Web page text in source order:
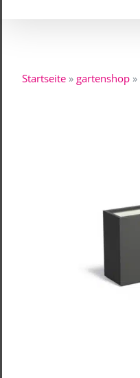
Startseite » gartenshop »